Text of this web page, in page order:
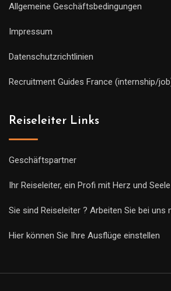
Allgemeine Geschäftsbedingungen
Impressum
Datenschutzrichtlinien
Recruitment Guides France (internship/
Reiseleiter Links
Geschäftspartner
Ihr Reiseleiter, ein Profi mit Herz und Seele
Sie sind Reiseleiter ? Arbeiten Sie bei uns
Hier können Sie Ihre Ausflüge einstellen